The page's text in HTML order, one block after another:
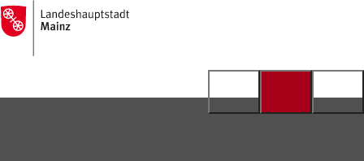
Accéder au contenu
Vers
la
page
d'accueil